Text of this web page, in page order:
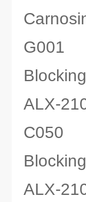
G001
ALX-
C050
ALX-